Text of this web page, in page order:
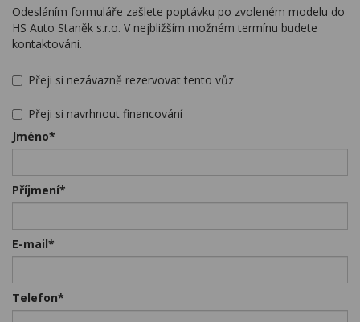
Novinky
Záruka
Kariéra
Kontakty
Odesláním formuláře zašlete poptávku po zvoleném modelu do
HS Auto Staněk s.r.o. V nejbližším možném termínu budete
kontaktováni.
Přeji si nezávazně rezervovat tento vůz
Přeji si navrhnout financování
Jméno*
Příjmení*
E-mail*
Telefon*